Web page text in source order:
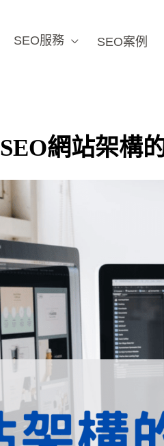
SEO服務 SEO案例
SEO網站架構